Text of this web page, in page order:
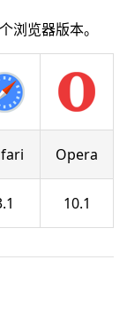
浏览器版本。
Opera
10.1